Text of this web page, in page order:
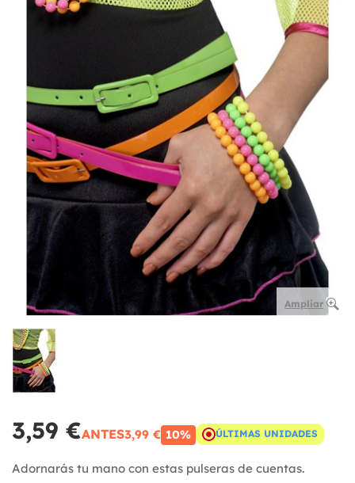
Ampliar
3,59 €ANTES3,99 € 10% ÚLTIMAS UNIDADES
Adornarás tu mano con estas pulseras de cuentas.